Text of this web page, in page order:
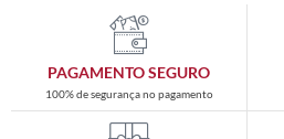
PAGAMENTO SEGURO
100% de segurança no pagamento